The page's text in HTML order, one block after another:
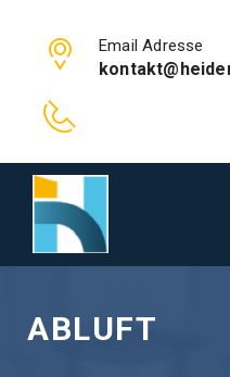
Email Adresse
ABLUFT